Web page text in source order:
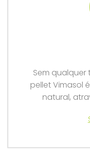
Sem
pellet Vimasol
natural,